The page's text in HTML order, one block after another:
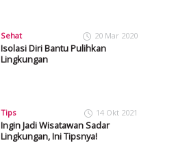
Sehat 20 Mar 2020
Isolasi Diri Bantu Pulihkan
Lingkungan
Tips 14 Okt 2021
Ingin Jadi Wisatawan Sadar
Lingkungan, Ini Tipsnya!